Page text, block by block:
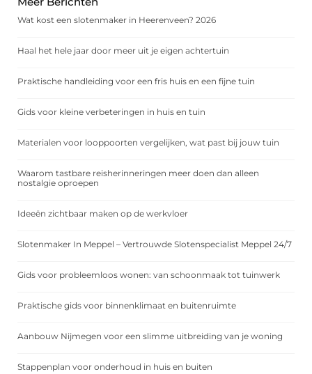
Wat kost een slotenmaker in Heerenveen? 2026
Haal het hele jaar door meer uit je eigen achtertuin
Praktische handleiding voor een fris huis en een fijne tuin
Gids voor kleine verbeteringen in huis en tuin
Materialen voor looppoorten vergelijken, wat past bij jouw tuin
Waarom tastbare reisherinneringen meer doen dan alleen
nostalgie oproepen
Ideeën zichtbaar maken op de werkvloer
Slotenmaker In Meppel – Vertrouwde Slotenspecialist Meppel 24/7
Gids voor probleemloos wonen: van schoonmaak tot tuinwerk
Praktische gids voor binnenklimaat en buitenruimte
Aanbouw Nijmegen voor een slimme uitbreiding van je woning
Stappenplan voor onderhoud in huis en buiten